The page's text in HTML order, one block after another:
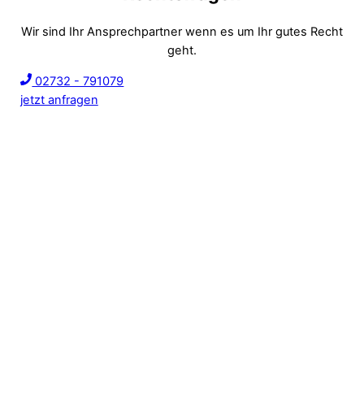
Wir sind Ihr Ansprechpartner wenn es um Ihr gutes Recht
geht.
02732 - 791079
jetzt anfragen